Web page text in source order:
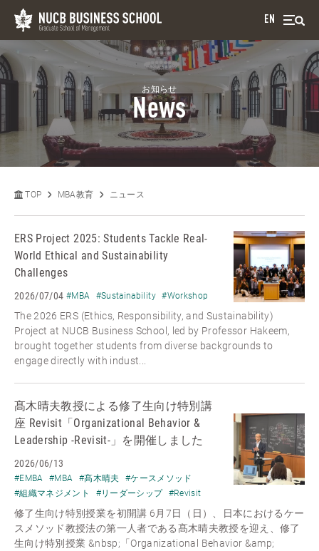
EN
お知らせ
News
TOP MBA教育 ニュース
ERS Project 2025: Students Tackle Real-
World Ethical and Sustainability
Challenges
2026/07/04 #MBA #Sustainability #Workshop
The 2026 ERS (Ethics, Responsibility, and Sustainability)
Project at NUCB Business School, led by Professor Hakeem,
brought together students from diverse backgrounds to
engage directly with indust...
髙木晴夫教授による修了生向け特別講
座 Revisit「Organizational Behavior &
Leadership -Revisit-」を開催しました
2026/06/13
#EMBA #MBA #髙木晴夫
#ケースメソッド
#組織マネジメント
#リーダーシップ #Revisit
修了生向け特別授業を初開講 6月7日（日）、日本におけるケー
スメソッド教授法の第一人者である髙木晴夫教授を迎え、修了
生向け特別授業 &nbsp;「Organizational Behavior &amp;